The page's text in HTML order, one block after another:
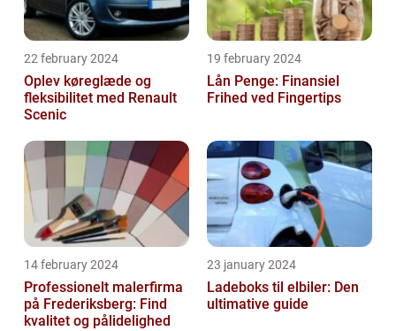
22 february 2024
Oplev køreglæde og
fleksibilitet med Renault
Scenic
19 february 2024
Lån Penge: Finansiel
Frihed ved Fingertips
14 february 2024
Professionelt malerfirma
på Frederiksberg: Find
kvalitet og pålidelighed
23 january 2024
Ladeboks til elbiler: Den
ultimative guide